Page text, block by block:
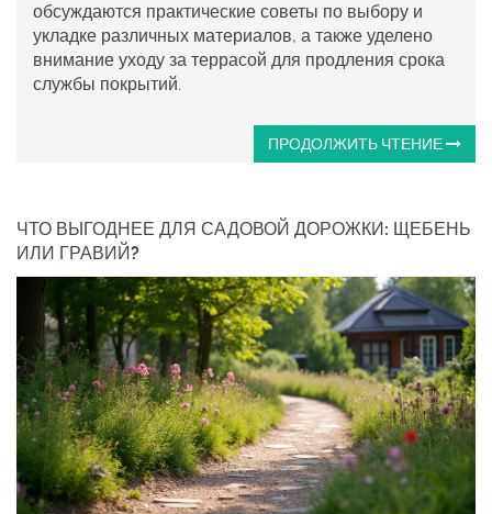
обсуждаются практические советы по выбору и
укладке различных материалов, а также уделено
внимание уходу за террасой для продления срока
службы покрытий.
ПРОДОЛЖИТЬ ЧТЕНИЕ
ЧТО ВЫГОДНЕЕ ДЛЯ САДОВОЙ ДОРОЖКИ: ЩЕБЕНЬ
ИЛИ ГРАВИЙ?